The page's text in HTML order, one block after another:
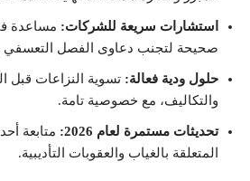
استشارات سريعة للشركات: مساعدة
صحيحة لتجنب دعاوى الفصل التعسفي
حلول ودية فعالة: تسوية النزاعات قبل
والتكاليف، مع خصوصية تامة.
تحديثات مستمرة لعام 2026: متابعة
المتعلقة بالغياب والعقوبات التأديبية.